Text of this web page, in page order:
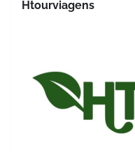
Htourviagens